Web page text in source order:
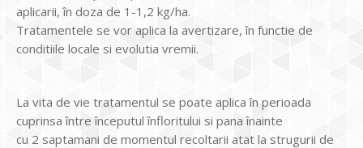
aplicarii, în doza de 1-1,2 kg/ha.
Tratamentele se vor aplica la avertizare, în functie de
conditiile locale si evolutia vremii.
La vita de vie tratamentul se poate aplica în perioada
cuprinsa între începutul înfloritului si pana înainte
cu 2 saptamani de momentul recoltarii atat la strugurii de